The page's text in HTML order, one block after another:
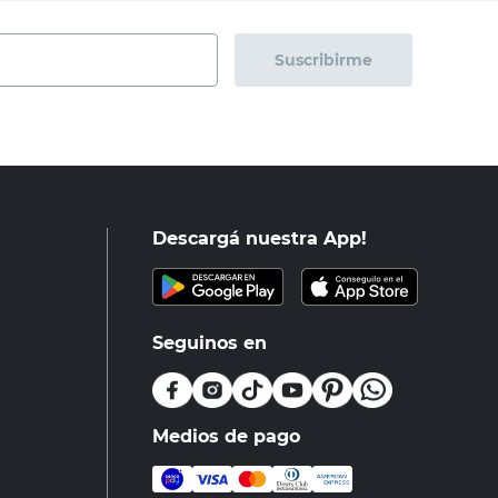
Suscribirme
Descargá nuestra App!
Seguinos en
Medios de pago